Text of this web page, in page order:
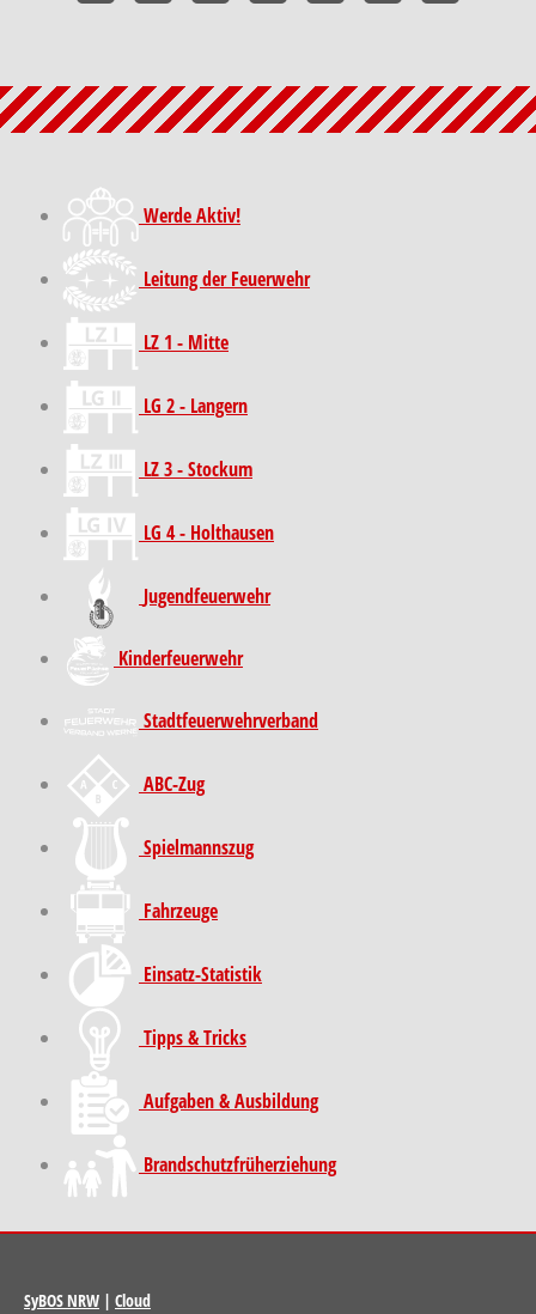
Werde Aktiv!
Leitung der Feuerwehr
LZ 1 - Mitte
LG 2 - Langern
LZ 3 - Stockum
LG 4 - Holthausen
Jugendfeuerwehr
Kinder­feuer­wehr
Stadt­feuer­wehr­verband
ABC-Zug
Spielmannszug
Fahrzeuge
Einsatz-Statistik
Tipps & Tricks
Aufgaben & Ausbildung
Brand­schutz­früh­erziehung
SyBOS NRW | Cloud